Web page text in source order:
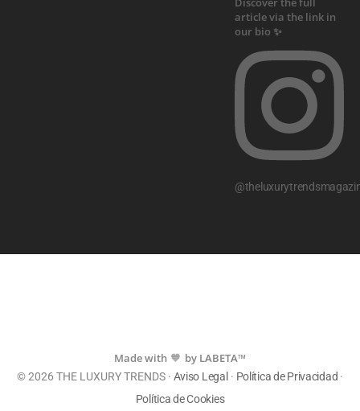
Made with 💙 by LABETA™
© 2026 THE LUXURY TRENDS · Aviso Legal · Política de Privacidad ·
Política de Cookies